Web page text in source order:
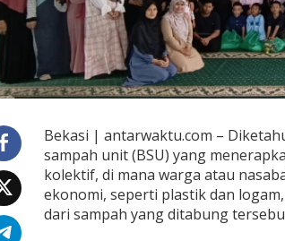
Bekasi | antarwaktu.com –
sampah unit (BSU) yang
kolektif, di mana warga atau
ekonomi, seperti plastik dan
dari sampah yang ditabung